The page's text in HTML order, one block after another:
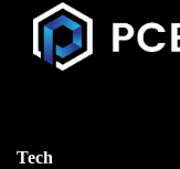
Tech